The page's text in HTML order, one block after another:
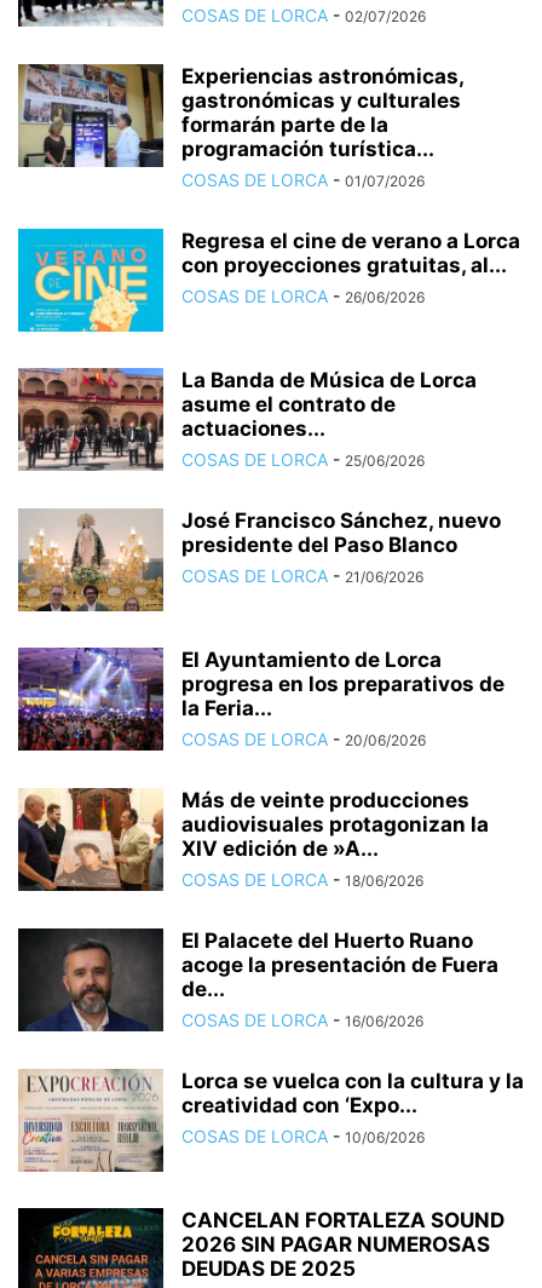
COSAS DE LORCA - 02/07/2026
Experiencias astronómicas,
gastronómicas y culturales
formarán parte de la
programación turística...
COSAS DE LORCA - 01/07/2026
Regresa el cine de verano a Lorca
con proyecciones gratuitas, al...
COSAS DE LORCA - 26/06/2026
La Banda de Música de Lorca
asume el contrato de
actuaciones...
COSAS DE LORCA - 25/06/2026
José Francisco Sánchez, nuevo
presidente del Paso Blanco
COSAS DE LORCA - 21/06/2026
El Ayuntamiento de Lorca
progresa en los preparativos de
la Feria...
COSAS DE LORCA - 20/06/2026
Más de veinte producciones
audiovisuales protagonizan la
XIV edición de »A...
COSAS DE LORCA - 18/06/2026
El Palacete del Huerto Ruano
acoge la presentación de Fuera
de...
COSAS DE LORCA - 16/06/2026
Lorca se vuelca con la cultura y la
creatividad con ‘Expo...
COSAS DE LORCA - 10/06/2026
CANCELAN FORTALEZA SOUND
2026 SIN PAGAR NUMEROSAS
DEUDAS DE 2025